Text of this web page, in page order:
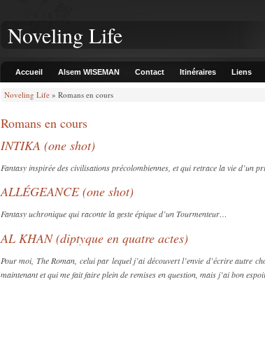
Noveling Life
Accueil Alsem WISEMAN Contact Itinéraires Liens
Noveling Life » Romans en cours
Romans en cours
INTIKA (one shot)
Fantasy inspirée des civilisations précolombiennes, et qui retrace la vie d’un
ALLÉGEANCE (one shot)
Fantasy uchronique qui raconte la geste épique d’un Tourmenteur…
AL KHAN (diptyque en quatre actes)
Pour moi, The Roman, celui par lequel j’ai découvert l’envie d’écrire autre
maintenant et qui me fait faire plein de remises en question, mais j’ai bon